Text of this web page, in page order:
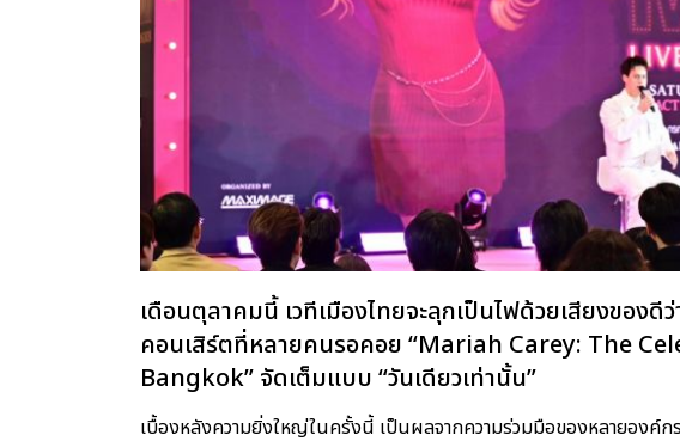
เดือนตุลาคมนี้ เวทีเมืองไทยจะลุกเป็นไฟด้วยเสียงของ
คอนเสิร์ตที่หลายคนรอคอย “Mariah Carey: The
Bangkok” จัดเต็มแบบ “วันเดียวเท่านั้น”
เบื้องหลังความยิ่งใหญ่ในครั้งนี้ เป็นผลจากความร่วมมือของหลายองค์